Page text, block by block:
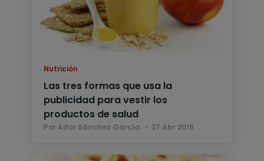
Nutrición
Las tres formas que usa la
publicidad para vestir los
productos de salud
Por Aitor Sánchez García 27 Abr 2016